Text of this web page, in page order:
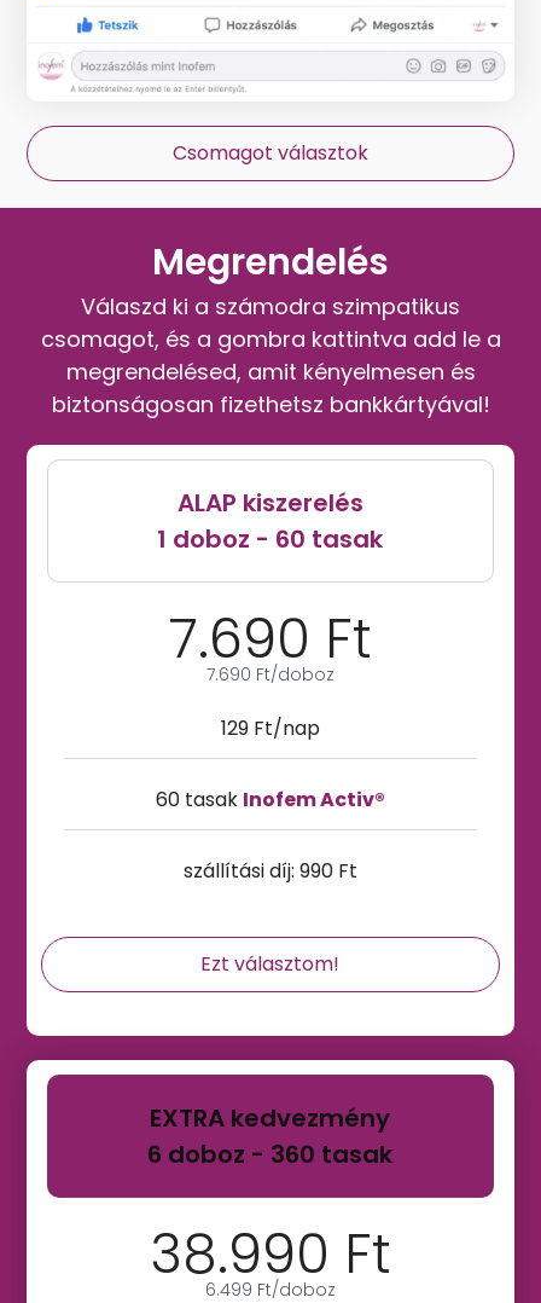
Csomagot választok
Megrendelés
Válaszd ki a számodra szimpatikus
csomagot, és a gombra kattintva add le a
megrendelésed, amit kényelmesen és
biztonságosan fizethetsz bankkártyával!
ALAP kiszerelés
1 doboz - 60 tasak
7.690 Ft
7.690 Ft/doboz
129 Ft/nap
60 tasak Inofem Activ®
szállítási díj: 990 Ft
Ezt választom!
EXTRA kedvezmény
6 doboz - 360 tasak
38.990 Ft
6.499 Ft/doboz